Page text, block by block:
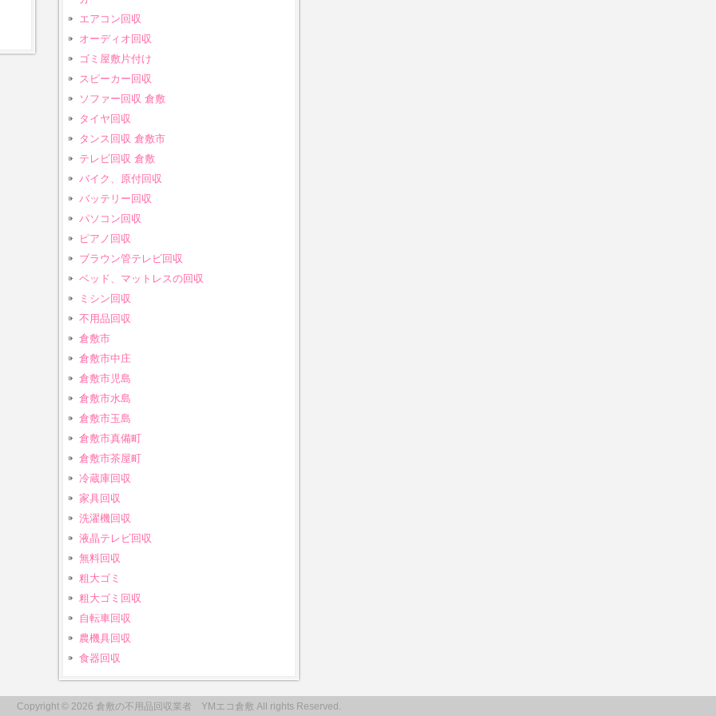
エアコン回収
オーディオ回収
ゴミ屋敷片付け
スピーカー回収
ソファー回収 倉敷
タイヤ回収
タンス回収 倉敷市
テレビ回収 倉敷
バイク、原付回収
バッテリー回収
パソコン回収
ピアノ回収
ブラウン管テレビ回収
ベッド、マットレスの回収
ミシン回収
不用品回収
倉敷市
倉敷市中庄
倉敷市児島
倉敷市水島
倉敷市玉島
倉敷市真備町
倉敷市茶屋町
冷蔵庫回収
家具回収
洗濯機回収
液晶テレビ回収
無料回収
粗大ゴミ
粗大ゴミ回収
自転車回収
農機具回収
食器回収
Copyright © 2026 倉敷の不用品回収業者 YMエコ倉敷 All rights Reserved.